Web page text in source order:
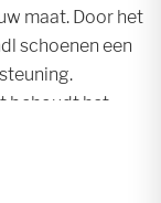
maat. Door het
schoenen een
behoudt het
de schoen de